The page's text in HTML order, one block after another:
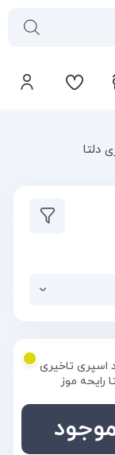
استدلتا
تاخیری دلتا
رایحه موز